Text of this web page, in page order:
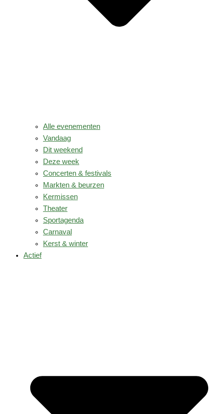
Alle evenementen
Vandaag
Dit weekend
Deze week
Concerten & festivals
Markten & beurzen
Kermissen
Theater
Sportagenda
Carnaval
Kerst & winter
Actief